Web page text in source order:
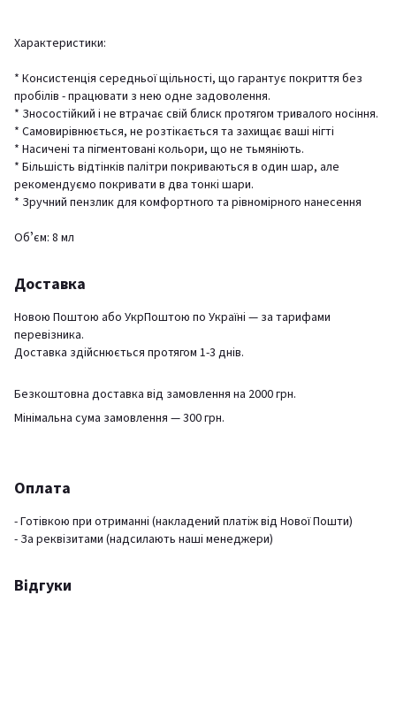
Характеристики:
* Консистенція середньої щільності, що гарантує покриття без
пробілів - працювати з нею одне задоволення.
* Зносостійкий і не втрачає свій блиск протягом тривалого носіння.
* Самовирівнюється, не розтікається та захищає ваші нігті
* Насичені та пігментовані кольори, що не тьмяніють.
* Більшість відтінків палітри покриваються в один шар, але
рекомендуємо покривати в два тонкі шари.
* Зручний пензлик для комфортного та рівномірного нанесення
Обʼєм: 8 мл
Доставка
Новою Поштою або УкрПоштою по Україні — за тарифами
перевізника.
Доставка здійснюється протягом 1-3 днів.
Безкоштовна доставка від замовлення на 2000 грн.
Мінімальна сума замовлення — 300 грн.
Оплата
- Готівкою при отриманні (накладений платіж від Нової Пошти)
- За реквізитами (надсилають наші менеджери)
Відгуки